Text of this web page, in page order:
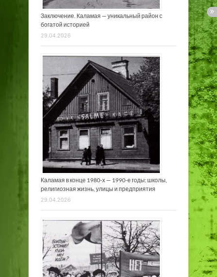
Заключение. Каламая — уникальный район с
богатой историей
29.04.2026
Каламая в конце 1980-х — 1990-е годы: школы,
религиозная жизнь, улицы и предприятия
29.04.2026